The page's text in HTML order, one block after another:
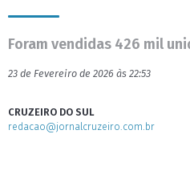
Foram vendidas 426 mil
23 de Fevereiro de 2026 às 22:53
CRUZEIRO DO SUL
redacao@jornalcruzeiro.com.br